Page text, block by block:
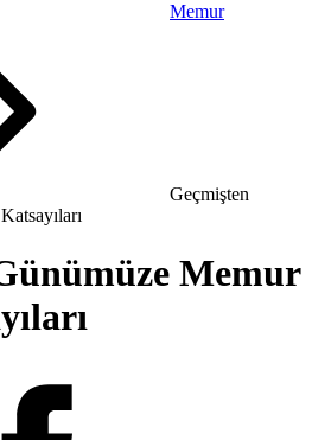
Memur
Geçmişten
Memur